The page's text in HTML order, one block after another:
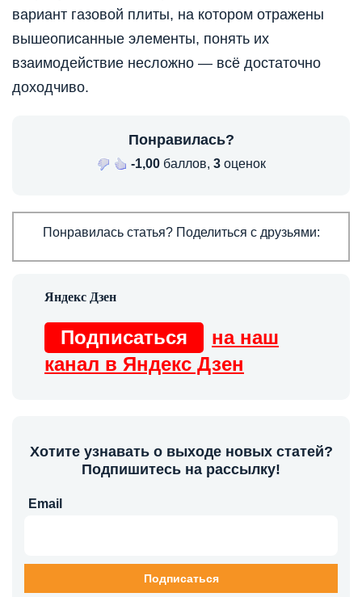
вариант газовой плиты, на котором отражены
вышеописанные элементы, понять их
взаимодействие несложно — всё достаточно
доходчиво.
Понравилась?
-1,00баллов, 3оценок
Понравилась статья? Поделиться с друзьями:
Подписаться
на наш
канал в Яндекс Дзен
Хотите узнавать о выходе новых статей?
Подпишитесь на рассылку!
Email